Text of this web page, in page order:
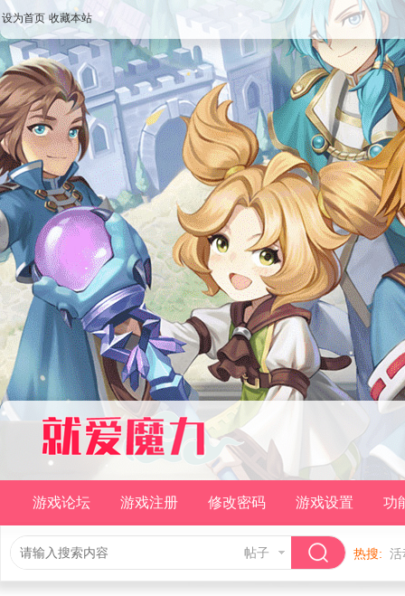
设为首页 收藏本站
游戏论坛 游戏注册 修改密码 游戏设置 功
帖子 热搜: 活